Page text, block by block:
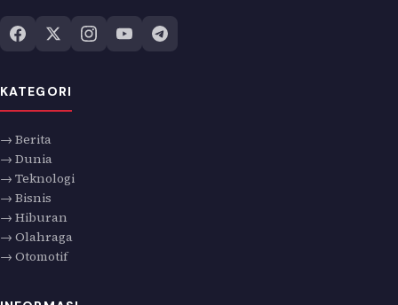
KATEGORI
→ Berita
→ Dunia
→ Teknologi
→ Bisnis
→ Hiburan
→ Olahraga
→ Otomotif